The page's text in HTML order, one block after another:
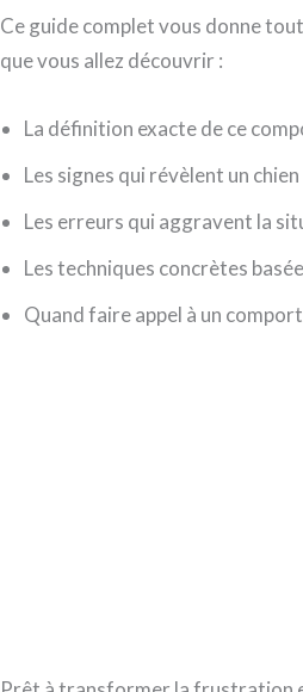
Ce guide complet vous donne
que vous allez découvrir :
La définition exacte de ce
Les signes qui révèlent un
Les erreurs qui aggravent la
Les techniques concrètes
Quand faire appel à un